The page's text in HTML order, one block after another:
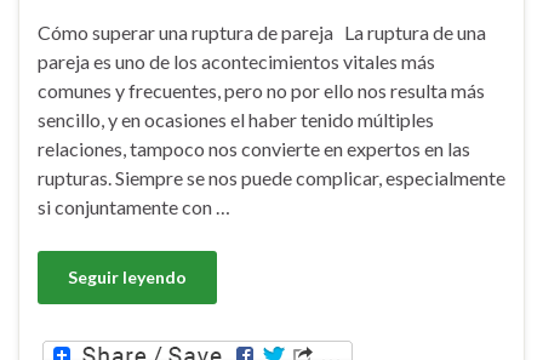
Cómo superar una ruptura de pareja La ruptura de una
pareja es uno de los acontecimientos vitales más
comunes y frecuentes, pero no por ello nos resulta más
sencillo, y en ocasiones el haber tenido múltiples
relaciones, tampoco nos convierte en expertos en las
rupturas. Siempre se nos puede complicar, especialmente
si conjuntamente con …
Seguir leyendo